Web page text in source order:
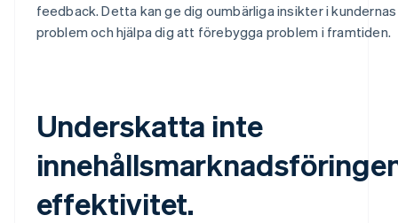
feedback. Detta kan ge dig oumbärliga insikter i kundernas
problem och hjälpa dig att förebygga problem i framtiden.
Underskatta inte
effektivitet.